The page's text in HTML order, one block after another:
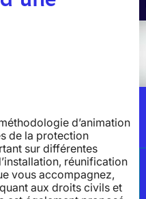
d’animation
de la protection
sur différentes
réunification
vous accompagnez,
aux droits civils et